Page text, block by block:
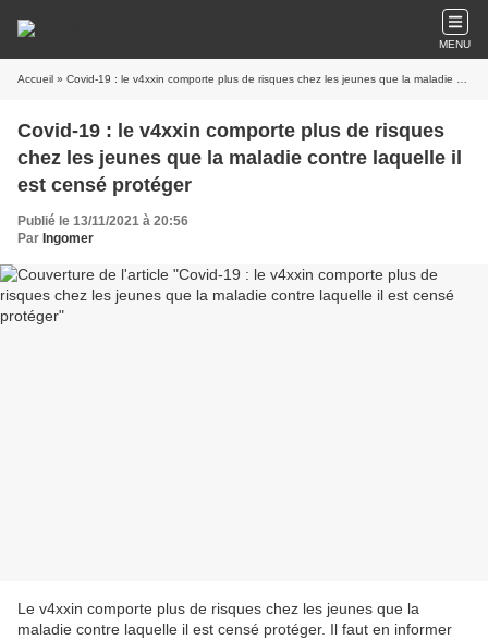
MENU
Accueil » Covid-19 : le v4xxin comporte plus de risques chez les jeunes que la maladie contre laquelle il est censé protéger
Covid-19 : le v4xxin comporte plus de risques
chez les jeunes que la maladie contre laquelle il
est censé protéger
Publié le 13/11/2021 à 20:56
Par Ingomer
Le v4xxin comporte plus de risques chez les jeunes que la
maladie contre laquelle il est censé protéger. Il faut en informer